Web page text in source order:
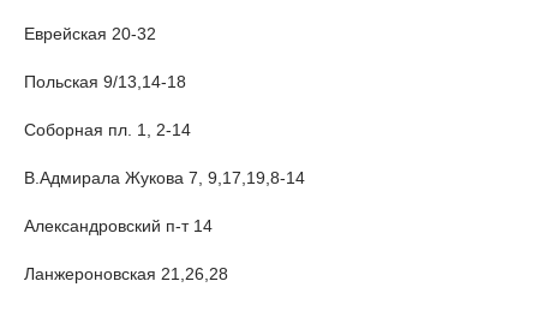
Еврейская 20-32
Польская 9/13,14-18
Соборная пл. 1, 2-14
В.Адмирала Жукова 7, 9,17,19,8-14
Александровский п-т 14
Ланжероновская 21,26,28